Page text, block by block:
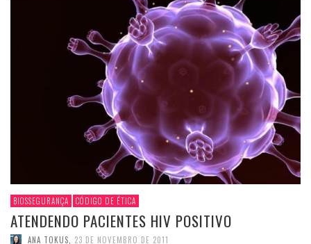
BIOSSEGURANÇA CÓDIGO DE ÉTICA
ATENDENDO PACIENTES HIV POSITIVO
ANA TOKUS 23 DE NOVEMBRO DE 2011